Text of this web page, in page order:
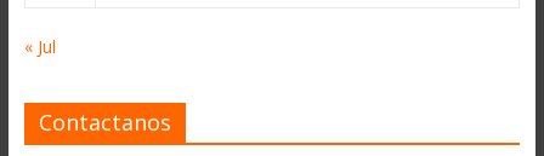
« Jul
Contactanos